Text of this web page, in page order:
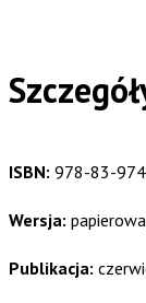
ISBN: 978-83-
Wersja:
Publikacja: